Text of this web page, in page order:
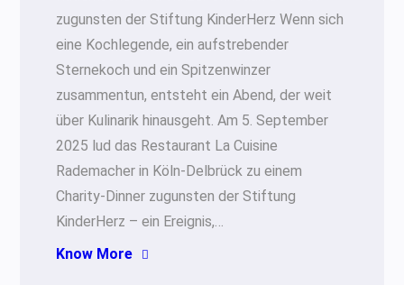
zugunsten der Stiftung KinderHerz Wenn sich
eine Kochlegende, ein aufstrebender
Sternekoch und ein Spitzenwinzer
zusammentun, entsteht ein Abend, der weit
über Kulinarik hinausgeht. Am 5. September
2025 lud das Restaurant La Cuisine
Rademacher in Köln-Delbrück zu einem
Charity-Dinner zugunsten der Stiftung
KinderHerz – ein Ereignis,…
Know More